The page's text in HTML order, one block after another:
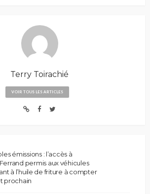
Terry Toirachié
VOIR TOUS LES ARTICLES
émissions : l’accès à
permis aux véhicules
à l’huile de friture à compter
prochain